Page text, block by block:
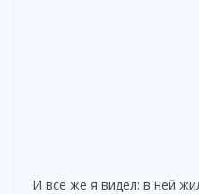
И всё же я видел: в ней